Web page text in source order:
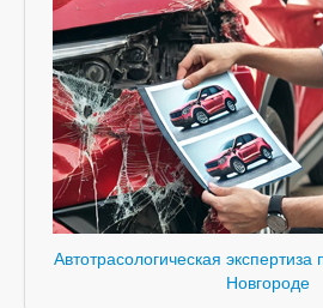
Автотрасологическая
Новгороде